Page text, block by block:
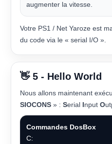
augmenter la vitesse.
Votre PS1 / Net Yaroze est
du code via le « serial I/O ».
👋 5 - Hello World
Nous allons maintenant
SIOCONS » : Serial Input O
Commandes DosBox
C: